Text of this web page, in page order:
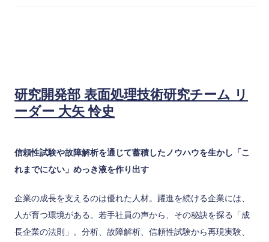
研究開発部 表面処理技術研究チーム リ
ーダー 大矢 怜史
信頼性試験や故障解析を通じて蓄積したノウハウを生かし「こ
れまでにない」めっき液を作り出す
企業の成長を支えるのは優れた人材。躍進を続ける企業には、
人が育つ環境がある。若手社員の声から、その秘訣を探る「成
長企業の法則」。分析、故障解析、信頼性試験から再現実験、